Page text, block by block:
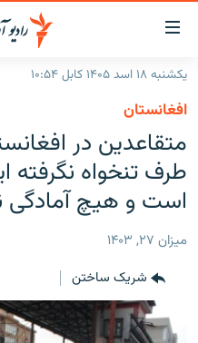
لینک‌های
قابل
دسترسی
به
متن
اصلی
بازگشت
اصلی
جستجو
گزارش‌ها
افغانستان
منطقه
خبرها
افغانستان
جدول نشرات
مجموعه تصویری
ورزش
یکشنبه ۱۸ اسد ۱۴۰۵ کابل ۱۰:۵۴
افغانستان
متقاعدین در
طرف تنخواه نگرفته
است و هیچ آماد‌گی
ميزان ۲۷, ۱۴۰۳
شریک ساختن